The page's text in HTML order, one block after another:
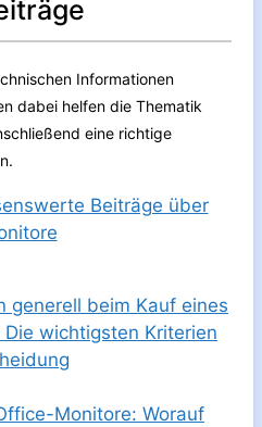
Informationen
dabei helfen die Thematik
eine richtige
generell beim Kauf eines
wichtigsten Kriterien
Monitore: Worauf